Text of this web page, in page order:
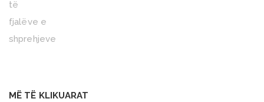
MË TË KLIKUARAT